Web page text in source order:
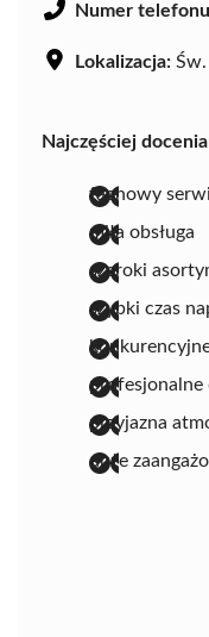
Numer
Lokalizacja:
Najczęściej
fachowy
miła obsługa
szeroki
szybki czas
przyjazna
duże